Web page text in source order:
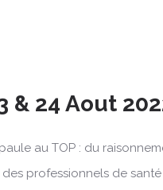
& 24 Aout
au TOP : du
professionnels de santé